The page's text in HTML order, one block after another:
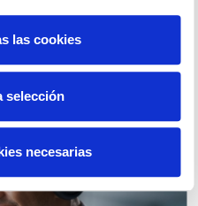
las cookies
selección
necesarias
4 agosto 2026